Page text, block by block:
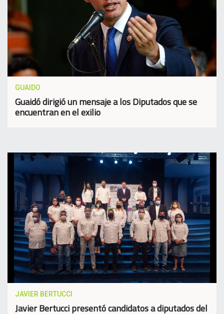
GUAIDO
Guaidó dirigió un mensaje a los Diputados que se
encuentran en el exilio
JAVIER BERTUCCI
Javier Bertucci presentó candidatos a diputados del